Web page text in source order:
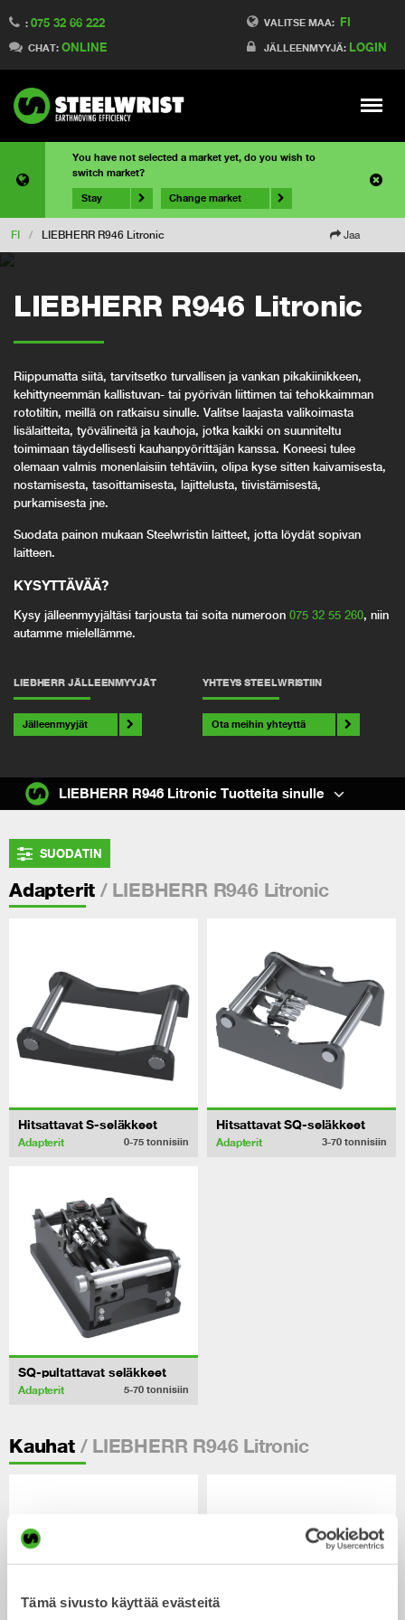
Tämä sivusto käyttää evästeitä
VALITSE MAA: FI
JÄLLEENMYYJÄ: LOGIN
: 075 32 66 222
CHAT: ONLINE
Meny
You have not selected a market yet, do you wish to
switch market?
Stay Change market
FI / LIEBHERR R946 Litronic Jaa
LIEBHERR R946 Litronic
Riippumatta siitä, tarvitsetko turvallisen ja vankan pikakiinikkeen,
kehittyneemmän kallistuvan- tai pyörivän liittimen tai tehokkaimman
rototiltin, meillä on ratkaisu sinulle. Valitse laajasta valikoimasta
lisälaitteita, työvälineitä ja kauhoja, jotka kaikki on suunniteltu
toimimaan täydellisesti kauhanpyörittäjän kanssa. Koneesi tulee
olemaan valmis monenlaisiin tehtäviin, olipa kyse sitten kaivamisesta,
nostamisesta, tasoittamisesta, lajittelusta, tiivistämisestä,
purkamisesta jne.
Suodata painon mukaan Steelwristin laitteet, jotta löydät sopivan
laitteen.
KYSYTTÄVÄÄ?
Kysy jälleenmyyjältäsi tarjousta tai soita numeroon 075 32 55 260, niin
autamme mielellämme.
LIEBHERR JÄLLEENMYYJÄT
Jälleenmyyjät
YHTEYS STEELWRISTIIN
Ota meihin yhteyttä
SUODATIN
Adapterit / LIEBHERR R946 Litronic
Hitsattavat S-seläkkeet
Adapterit 0-75 tonnisiin
Hitsattavat SQ-seläkkeet
Adapterit 3-70 tonnisiin
SQ-pultattavat seläkkeet
Adapterit 5-70 tonnisiin
Kauhat/ LIEBHERR R946 Litronic
LIEBHERR R946 Litronic Tuotteita sinulle